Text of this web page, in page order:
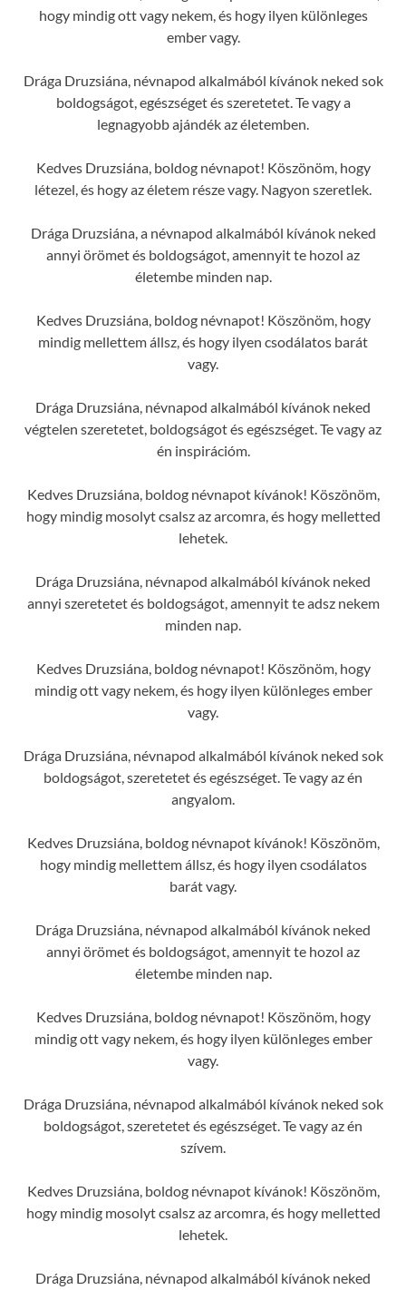
hogy mindig ott vagy nekem, és hogy ilyen különleges
ember vagy.
Drága Druzsiána, névnapod alkalmából kívánok neked sok
boldogságot, egészséget és szeretetet. Te vagy a
legnagyobb ajándék az életemben.
Kedves Druzsiána, boldog névnapot! Köszönöm, hogy
létezel, és hogy az életem része vagy. Nagyon szeretlek.
Drága Druzsiána, a névnapod alkalmából kívánok neked
annyi örömet és boldogságot, amennyit te hozol az
életembe minden nap.
Kedves Druzsiána, boldog névnapot! Köszönöm, hogy
mindig mellettem állsz, és hogy ilyen csodálatos barát
vagy.
Drága Druzsiána, névnapod alkalmából kívánok neked
végtelen szeretetet, boldogságot és egészséget. Te vagy az
én inspirációm.
Kedves Druzsiána, boldog névnapot kívánok! Köszönöm,
hogy mindig mosolyt csalsz az arcomra, és hogy melletted
lehetek.
Drága Druzsiána, névnapod alkalmából kívánok neked
annyi szeretetet és boldogságot, amennyit te adsz nekem
minden nap.
Kedves Druzsiána, boldog névnapot! Köszönöm, hogy
mindig ott vagy nekem, és hogy ilyen különleges ember
vagy.
Drága Druzsiána, névnapod alkalmából kívánok neked sok
boldogságot, szeretetet és egészséget. Te vagy az én
angyalom.
Kedves Druzsiána, boldog névnapot kívánok! Köszönöm,
hogy mindig mellettem állsz, és hogy ilyen csodálatos
barát vagy.
Drága Druzsiána, névnapod alkalmából kívánok neked
annyi örömet és boldogságot, amennyit te hozol az
életembe minden nap.
Kedves Druzsiána, boldog névnapot! Köszönöm, hogy
mindig ott vagy nekem, és hogy ilyen különleges ember
vagy.
Drága Druzsiána, névnapod alkalmából kívánok neked sok
boldogságot, szeretetet és egészséget. Te vagy az én
szívem.
Kedves Druzsiána, boldog névnapot kívánok! Köszönöm,
hogy mindig mosolyt csalsz az arcomra, és hogy melletted
lehetek.
Drága Druzsiána, névnapod alkalmából kívánok neked